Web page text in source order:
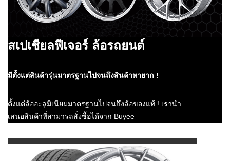
สเปเชียลฟีเจอร์ ล้อรถยนต์
มีตั้งแต่สินค้ารุ่นมาตรฐานไปจนถึงสินค้าหายาก !
ตั้งแต่ล้ออะลูมิเนียมมาตรฐานไปจนถึงล้อของแท้ ! เรานำ
เสนอสินค้าที่สามารถสั่งซื้อได้จาก Buyee